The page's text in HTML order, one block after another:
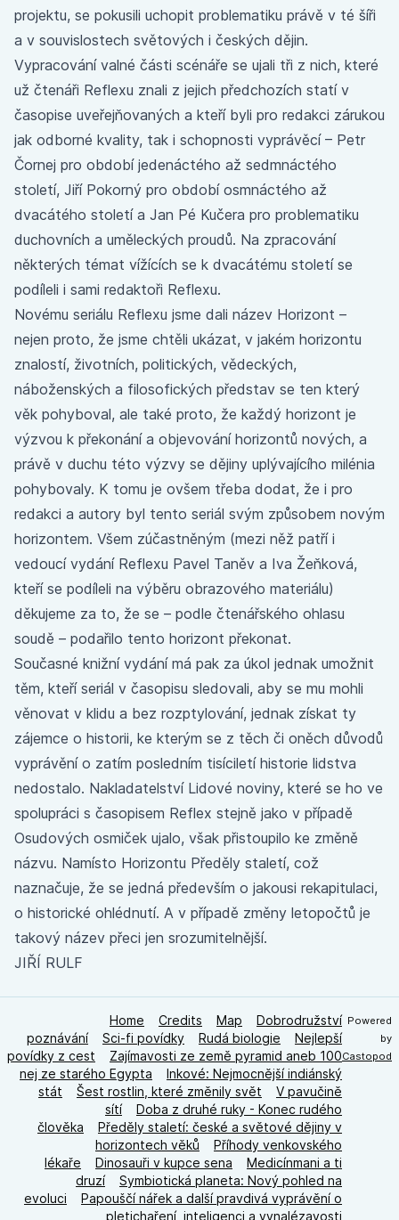
projektu, se pokusili uchopit problematiku právě v té šíři
a v souvislostech světových i českých dějin.
Vypracování valné části scénáře se ujali tři z nich, které
už čtenáři Reflexu znali z jejich předchozích statí v
časopise uveřejňovaných a kteří byli pro redakci zárukou
jak odborné kvality, tak i schopnosti vyprávěcí – Petr
Čornej pro období jedenáctého až sedmnáctého
století, Jiří Pokorný pro období osmnáctého až
dvacátého století a Jan Pé Kučera pro problematiku
duchovních a uměleckých proudů. Na zpracování
některých témat vížících se k dvacátému století se
podíleli i sami redaktoři Reflexu.
Novému seriálu Reflexu jsme dali název Horizont –
nejen proto, že jsme chtěli ukázat, v jakém horizontu
znalostí, životních, politických, vědeckých,
náboženských a filosofických představ se ten který
věk pohyboval, ale také proto, že každý horizont je
výzvou k překonání a objevování horizontů nových, a
právě v duchu této výzvy se dějiny uplývajícího milénia
pohybovaly. K tomu je ovšem třeba dodat, že i pro
redakci a autory byl tento seriál svým způsobem novým
horizontem. Všem zúčastněným (mezi něž patří i
vedoucí vydání Reflexu Pavel Taněv a Iva Žeňková,
kteří se podíleli na výběru obrazového materiálu)
děkujeme za to, že se – podle čtenářského ohlasu
soudě – podařilo tento horizont překonat.
Současné knižní vydání má pak za úkol jednak umožnit
těm, kteří seriál v časopisu sledovali, aby se mu mohli
věnovat v klidu a bez rozptylování, jednak získat ty
zájemce o historii, ke kterým se z těch či oněch důvodů
vyprávění o zatím posledním tisíciletí historie lidstva
nedostalo. Nakladatelství Lidové noviny, které se ho ve
spolupráci s časopisem Reflex stejně jako v případě
Osudových osmiček ujalo, však přistoupilo ke změně
názvu. Namísto Horizontu Předěly staletí, což
naznačuje, že se jedná především o jakousi rekapitulaci,
o historické ohlédnutí. A v případě změny letopočtů je
takový název přeci jen srozumitelnější.
JIŘÍ RULF
Home Credits Map
Dobrodružství
poznávání
Sci-fi povídky Rudá biologie
Nejlepší
povídky z cest
Zajímavosti ze země pyramid aneb 100
nej ze starého Egypta
Inkové: Nejmocnější indiánský
stát
Šest rostlin, které změnily svět
V pavučině
sítí
Doba z druhé ruky - Konec rudého
člověka
Předěly staletí: české a světové dějiny v
horizontech věků
Příhody venkovského
lékaře
Dinosauři v kupce sena
Medicínmani a ti
druzí
Symbiotická planeta: Nový pohled na
evoluci
Papouščí nářek a další pravdivá vyprávění o
pletichaření, inteligenci a vynalézavosti
Powered
by
Castopod